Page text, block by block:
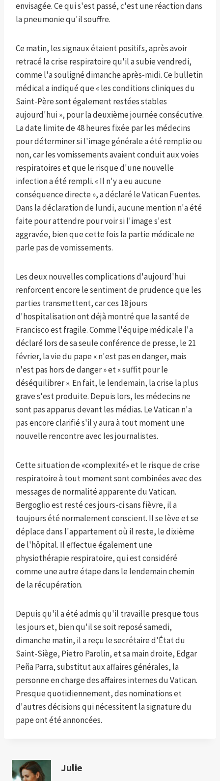
envisagée. Ce qui s'est passé, c'est une réaction dans
la pneumonie qu'il souffre.
Ce matin, les signaux étaient positifs, après avoir
retracé la crise respiratoire qu'il a subie vendredi,
comme l'a souligné dimanche après-midi. Ce bulletin
médical a indiqué que « les conditions cliniques du
Saint-Père sont également restées stables
aujourd'hui », pour la deuxième journée consécutive.
La date limite de 48 heures fixée par les médecins
pour déterminer si l'image générale a été remplie ou
non, car les vomissements avaient conduit aux voies
respiratoires et que le risque d'une nouvelle
infection a été rempli. « Il n'y a eu aucune
conséquence directe », a déclaré le Vatican Fuentes.
Dans la déclaration de lundi, aucune mention n'a été
faite pour attendre pour voir si l'image s'est
aggravée, bien que cette fois la partie médicale ne
parle pas de vomissements.
Les deux nouvelles complications d'aujourd'hui
renforcent encore le sentiment de prudence que les
parties transmettent, car ces 18 jours
d'hospitalisation ont déjà montré que la santé de
Francisco est fragile. Comme l'équipe médicale l'a
déclaré lors de sa seule conférence de presse, le 21
février, la vie du pape « n'est pas en danger, mais
n'est pas hors de danger » et « suffit pour le
déséquilibrer ». En fait, le lendemain, la crise la plus
grave s'est produite. Depuis lors, les médecins ne
sont pas apparus devant les médias. Le Vatican n'a
pas encore clarifié s'il y aura à tout moment une
nouvelle rencontre avec les journalistes.
Cette situation de «complexité» et le risque de crise
respiratoire à tout moment sont combinées avec des
messages de normalité apparente du Vatican.
Bergoglio est resté ces jours-ci sans fièvre, il a
toujours été normalement conscient. Il se lève et se
déplace dans l'appartement où il reste, le dixième
de l'hôpital. Il effectue également une
physiothérapie respiratoire, qui est considéré
comme une autre étape dans le lendemain chemin
de la récupération.
Depuis qu'il a été admis qu'il travaille presque tous
les jours et, bien qu'il se soit reposé samedi,
dimanche matin, il a reçu le secrétaire d'État du
Saint-Siège, Pietro Parolin, et sa main droite, Edgar
Peña Parra, substitut aux affaires générales, la
personne en charge des affaires internes du Vatican.
Presque quotidiennement, des nominations et
d'autres décisions qui nécessitent la signature du
pape ont été annoncées.
Julie